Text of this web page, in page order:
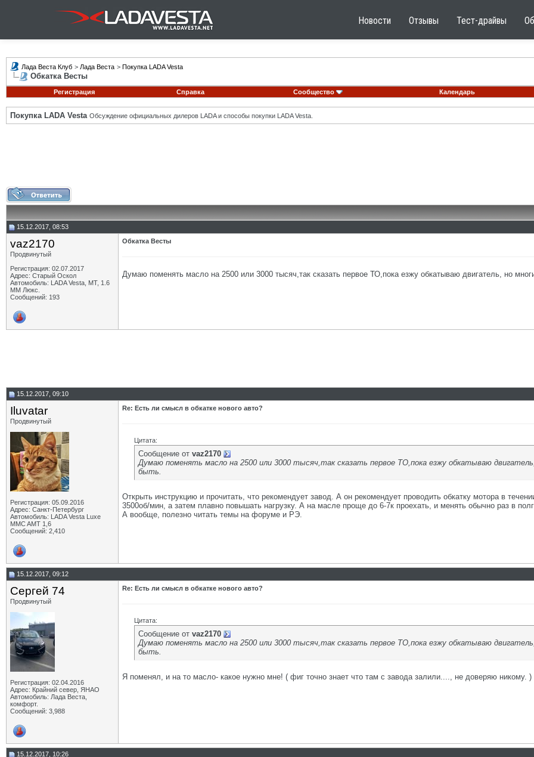
Новости Отзывы Тест-драйвы
Лада Веста Клуб > Лада Веста > Покупка LADA Vesta
Обкатка Весты
Регистрация Справка Сообщество Календарь
Покупка LADA Vesta Обсуждение официальных дилеров LADA и способы покупки LADA Vesta.
15.12.2017, 08:53
vaz2170
Продвинутый
Регистрация: 02.07.2017
Адрес: Старый Оскол
Автомобиль: LADA Vesta, МТ, 1.6
ММ Люкс.
Сообщений: 193
Обкатка Весты
Думаю поменять масло на 2500 или 3000 тысяч,так сказать первое ТО,пока езжу обкатываю двигатель, но
15.12.2017, 09:10
Iluvatar
Продвинутый
Регистрация: 05.09.2016
Адрес: Санкт-Петербург
Автомобиль: LADA Vesta Luxe
MMC AMT 1,6
Сообщений: 2,410
Re: Есть ли смысл в обкатке нового авто?
Цитата:
Сообщение от vaz2170
Думаю поменять масло на 2500 или 3000 тысяч,так сказать первое ТО,пока езжу обкатываю
быть.
Открыть инструкцию и прочитать, что рекомендует завод. А он рекомендует проводить обкатку мотора в
3500об/мин, а затем плавно повышать нагрузку. А на масле проще до 6-7к проехать, и менять обычно раз в
А вообще, полезно читать темы на форуме и РЭ.
15.12.2017, 09:12
Сергей 74
Продвинутый
Регистрация: 02.04.2016
Адрес: Крайний север, ЯНАО
Автомобиль: Лада Веста,
комфорт.
Сообщений: 3,988
Re: Есть ли смысл в обкатке нового авто?
Цитата:
Сообщение от vaz2170
Думаю поменять масло на 2500 или 3000 тысяч,так сказать первое ТО,пока езжу обкатываю
быть.
Я поменял, и на то масло- какое нужно мне! ( фиг точно знает что там с завода залили...., не доверяю никому. )
15.12.2017, 10:26